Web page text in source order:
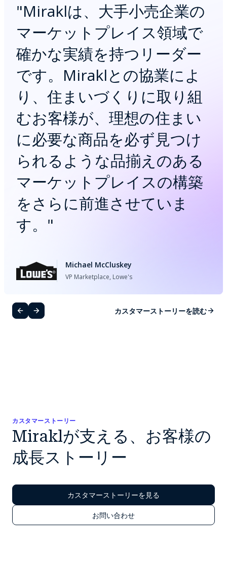
"Miraklは、大手小売企業の
マーケットプレイス領域で
確かな実績を持つリーダー
です。Miraklとの協業によ
り、住まいづくりに取り組
むお客様が、理想の住まい
に必要な商品を必ず見つけ
られるような品揃えのある
マーケットプレイスの構築
をさらに前進させていま
す。 "
Michael McCluskey
VP Marketplace, Lowe's
カスタマーストーリーを読む
カスタマーストーリー
Miraklが支える、お客様の
成長ストーリー
カスタマーストーリーを見る
お問い合わせ